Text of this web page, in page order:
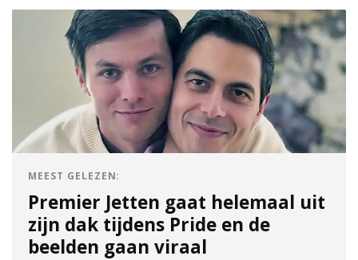
MEEST GELEZEN:
Premier Jetten gaat helemaal uit
zijn dak tijdens Pride en de
beelden gaan viraal